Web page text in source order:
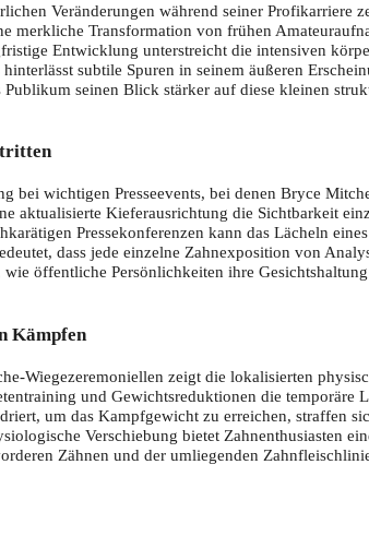
Veränderungen während seiner Profikarriere
Transformation von frühen
Entwicklung unterstreicht die intensiven
subtile Spuren in seinem äußeren
seinen Blick stärker auf diese kleinen
bei wichtigen Presseevents, bei denen Bryce
aktualisierte Kieferausrichtung die Sichtbarkeit
Pressekonferenzen kann das Lächeln
dass jede einzelne Zahnexposition von
öffentliche Persönlichkeiten ihre
Kämpfen
Wiegezeremoniellen zeigt die lokalisierten
und Gewichtsreduktionen die
um das Kampfgewicht zu erreichen, straffen
Verschiebung bietet Zahnenthusiasten
Zähnen und der umliegenden